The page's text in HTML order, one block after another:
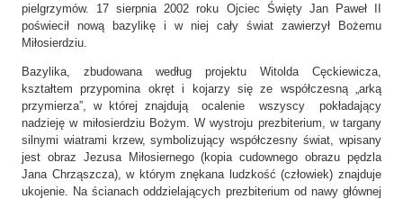
pielgrzymów. 17 sierpnia 2002 roku Ojciec Święty Jan Paweł II
poświecił nową bazylikę i w niej cały świat zawierzył Bożemu
Miłosierdziu.
Bazylika, zbudowana według projektu Witolda Cęckiewicza,
kształtem przypomina okręt i kojarzy się ze współczesną „arką
przymierza”, w której znajdują ocalenie wszyscy pokładający
nadzieję w miłosierdziu Bożym. W wystroju prezbiterium, w targany
silnymi wiatrami krzew, symbolizujący współczesny świat, wpisany
jest obraz Jezusa Miłosiernego (kopia cudownego obrazu pędzla
Jana Chrząszcza), w którym znękana ludzkość (człowiek) znajduje
ukojenie. Na ścianach oddzielających prezbiterium od nawy głównej